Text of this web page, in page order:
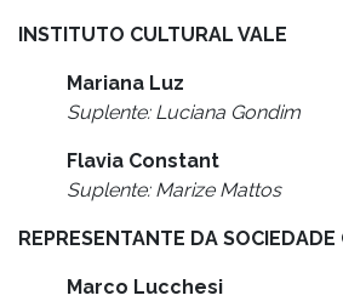
INSTITUTO CULTURAL VALE
Mariana Luz
Suplente: Luciana Gondim
Flavia Constant
Suplente: Marize Mattos
REPRESENTANTE DA SOCIEDADE
Marco Lucchesi